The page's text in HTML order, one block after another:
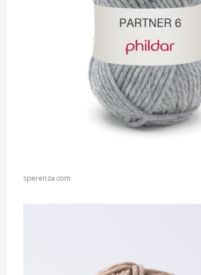
sperenza.com